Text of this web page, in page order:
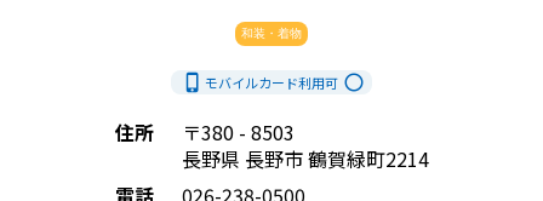
和装・着物
phone_iphone モバイルカード利用可 radio_button_unchecked
住所
〒380 - 8503
長野県 長野市 鶴賀緑町2214
電話
026-238-0500